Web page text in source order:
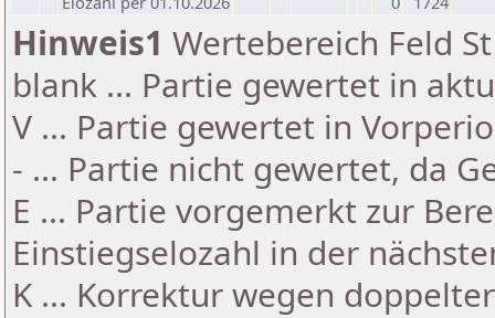
Hinweis1 Wertebereich Feld
blank ... Partie gewertet in
V ... Partie gewertet in
- ... Partie nicht gewertet, da
E ... Partie vorgemerkt zur
Einstiegselozahl in der
K ... Korrektur wegen